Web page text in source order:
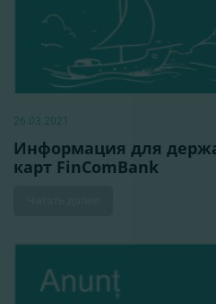
26.03.2021
Информация для
карт FinComBank